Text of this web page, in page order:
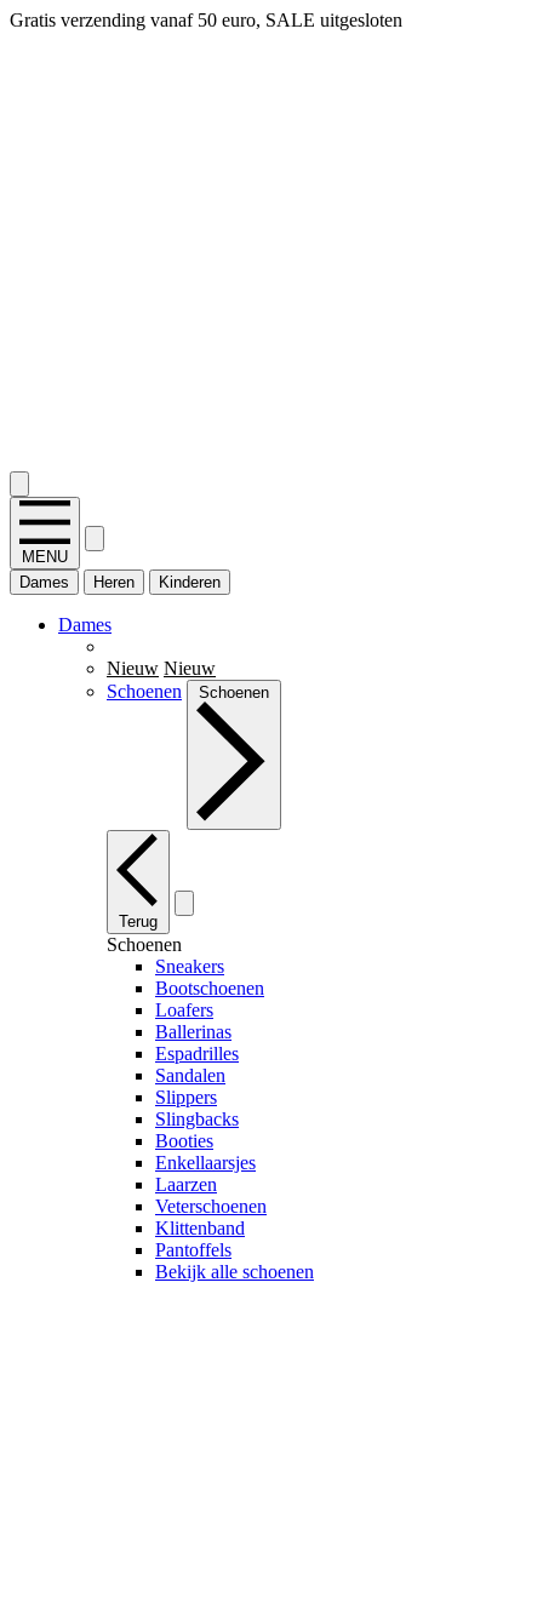
Gratis verzending vanaf 50 euro, SALE uitgesloten
MENU
Dames
Heren Kinderen
Dames
Nieuw Nieuw
Schoenen
Schoenen
Terug
Schoenen
Sneakers
Bootschoenen
Loafers
Ballerinas
Espadrilles
Sandalen
Slippers
Slingbacks
Booties
Enkellaarsjes
Laarzen
Veterschoenen
Klittenband
Pantoffels
Bekijk alle schoenen